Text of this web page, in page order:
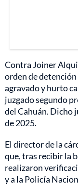
Contra Joiner
orden de
agravado y hurto
juzgado segundo
del Cahuán. Dicho
de 2025.
El director de la
que, tras recibir la
realizaron
y a la Policía